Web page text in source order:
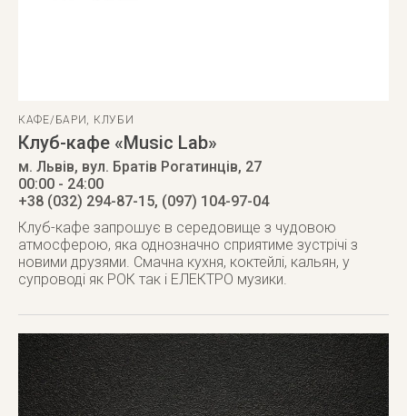
КАФЕ/БАРИ , КЛУБИ
Клуб-кафе «Music Lab»
м. Львів, вул. Братів Рогатинців, 27
00:00 - 24:00
+38 (032) 294-87-15, (097) 104-97-04
Клуб-кафе запрошує в середовище з чудовою
атмосферою, яка однозначно сприятиме зустрічі з
новими друзями. Смачна кухня, коктейлі, кальян, у
супроводі як РОК так і ЕЛЕКТРО музики.